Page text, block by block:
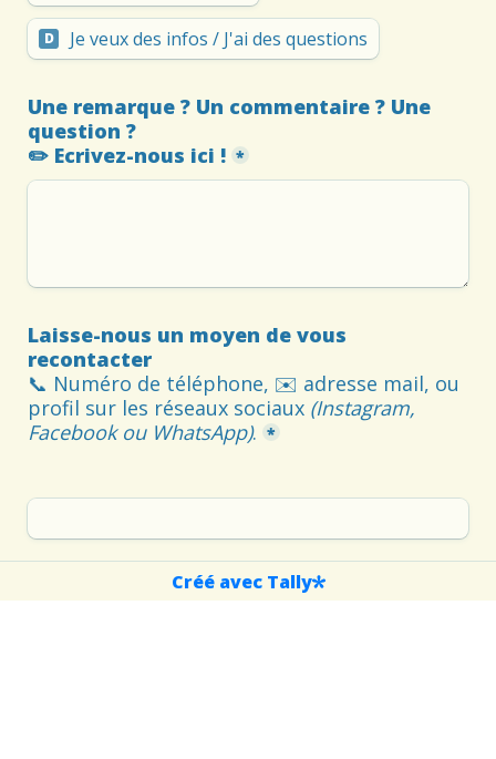
D Je veux des infos / J'ai des questions
Une remarque ? Un commentaire ? Une
question ?
✏️ Ecrivez-nous ici ! *
Laisse-nous un moyen de vous
📞 Numéro de téléphone, ✉️ adresse mail, ou
profil sur les réseaux sociaux (Instagram,
Facebook ou WhatsApp). *
Comment avez-vous connu notre
Créé avec Tally